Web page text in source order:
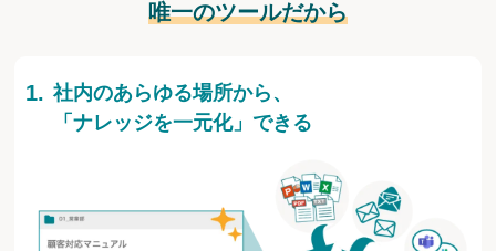
唯一のツールだから
社内のあらゆる場所から、
「ナレッジを一元化」できる